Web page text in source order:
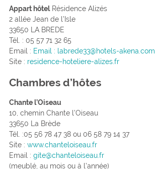
Appart hôtelRésidence Alizés
2 allée Jean de l’Isle
33650 LA BREDE
Tél. : 05 57 71 32 65
Email : Email : labrede33@hotels-akena.com
Site : residence-hoteliere-alizes.fr
Chambres d’hôtes
Chante l’Oiseau
10, chemin Chante l’Oiseau
33650 La Brède
Tél. :05 56 78 47 38 ou 06 58 79 14 37
Site : www.chanteloiseau.fr
Email : gite@chanteloiseau.fr
(meublé, au mois ou à l’année)